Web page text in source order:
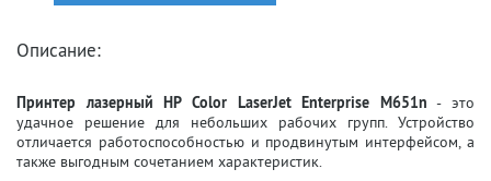
Описание:
Принтер лазерный HP Color LaserJet Enterprise M651n - это
удачное решение для небольших рабочих групп. Устройство
отличается работоспособностью и продвинутым интерфейсом, а
также выгодным сочетанием характеристик.